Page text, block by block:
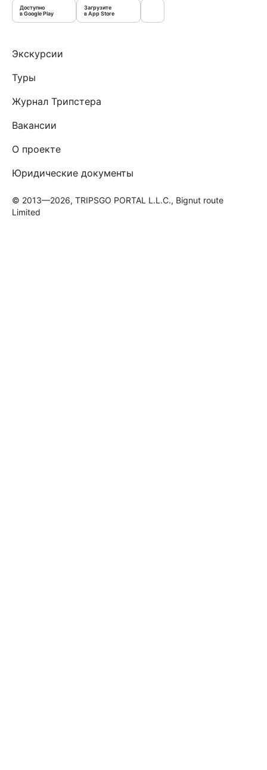
Доступно
в Google Play
Загрузите
в App Store
Экскурсии
Туры
Журнал Трипстера
Вакансии
О проекте
Юридические документы
© 2013—2026, TRIPSGO PORTAL L.L.C., Bignut route
Limited